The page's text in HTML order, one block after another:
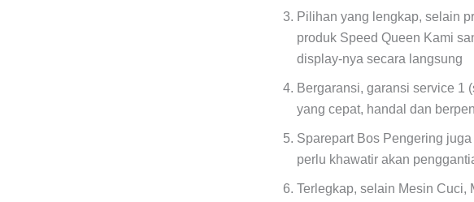
Pilihan yang lengkap, selain
produk Speed Queen Kami
display-nya secara langsung
Bergaransi, garansi service 1
yang cepat, handal dan
Sparepart Bos Pengering
perlu khawatir akan
Terlegkap, selain Mesin Cuci,